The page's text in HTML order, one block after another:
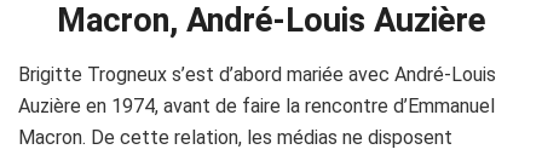
Macron, André-Louis Auzière
Brigitte Trogneux s’est d’abord mariée avec André-Louis
Auzière en 1974, avant de faire la rencontre d’Emmanuel
Macron. De cette relation, les médias ne disposent